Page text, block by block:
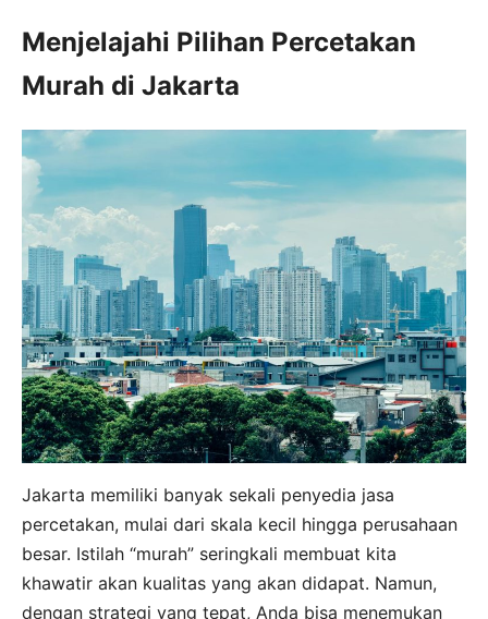
Menjelajahi Pilihan Percetakan
Murah di Jakarta
Jakarta memiliki banyak sekali penyedia jasa
percetakan, mulai dari skala kecil hingga perusahaan
besar. Istilah “murah” seringkali membuat kita
khawatir akan kualitas yang akan didapat. Namun,
dengan strategi yang tepat, Anda bisa menemukan